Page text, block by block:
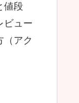
値段
ビュー
（アク